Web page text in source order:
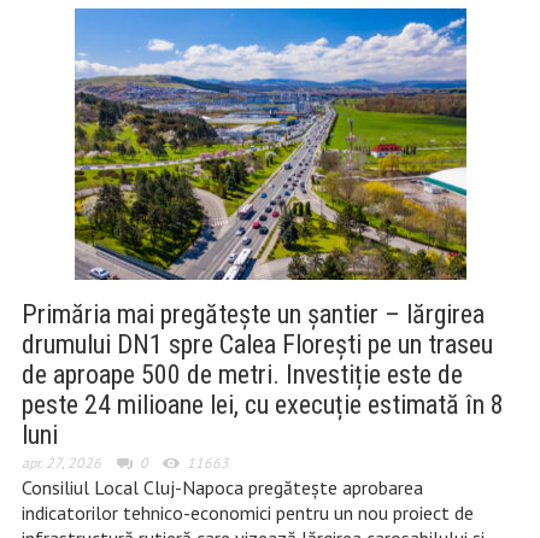
Primăria mai pregătește un șantier – lărgirea
drumului DN1 spre Calea Florești pe un traseu
de aproape 500 de metri. Investiție este de
peste 24 milioane lei, cu execuție estimată în 8
luni
apr. 27, 2026 0 11663
Consiliul Local Cluj-Napoca pregătește aprobarea
indicatorilor tehnico-economici pentru un nou proiect de